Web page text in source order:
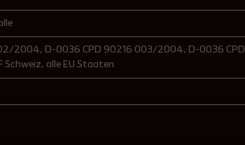
2004, D-0036 CPD 90216 003/2004, D-0036 CPD
Schweiz, alle EU Staaten